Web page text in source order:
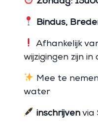
Bindus,
Afhankelijk
wijzigingen zijn
Mee te
water
inschrijvenvia